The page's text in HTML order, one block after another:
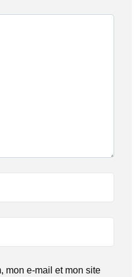
mon e-mail et mon site